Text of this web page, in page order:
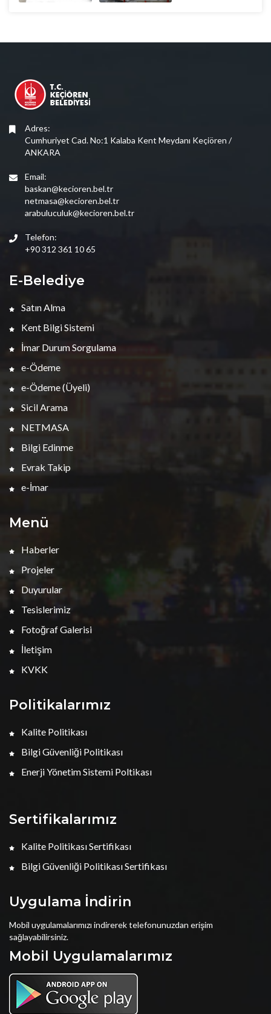
Adres:
Cumhuriyet Cad. No:1 Kalaba Kent Meydanı Keçiören /
ANKARA
Email:
baskan@kecioren.bel.tr
netmasa@kecioren.bel.tr
arabuluculuk@kecioren.bel.tr
Telefon:
+90 312 361 10 65
E-Belediye
Satın Alma
Kent Bilgi Sistemi
İmar Durum Sorgulama
e-Ödeme
e-Ödeme (Üyeli)
Sicil Arama
NETMASA
Bilgi Edinme
Evrak Takip
e-İmar
Menü
Haberler
Projeler
Duyurular
Tesislerimiz
Fotoğraf Galerisi
İletişim
KVKK
Politikalarımız
Kalite Politikası
Bilgi Güvenliği Politikası
Enerji Yönetim Sistemi Poltikası
Sertifikalarımız
Kalite Politikası Sertifikası
Bilgi Güvenliği Politikası Sertifikası
Uygulama İndirin
Mobil uygulamalarımızı indirerek telefonunuzdan erişim
sağlayabilirsiniz.
Mobil Uygulamalarımız